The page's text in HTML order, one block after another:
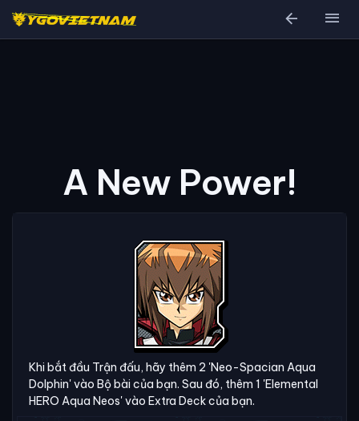
arrow_back menu
A New Power!
Khi bắt đầu Trận đấu, hãy thêm 2 'Neo-Spacian Aqua
Dolphin' vào Bộ bài của bạn. Sau đó, thêm 1 'Elemental
HERO Aqua Neos' vào Extra Deck của bạn.